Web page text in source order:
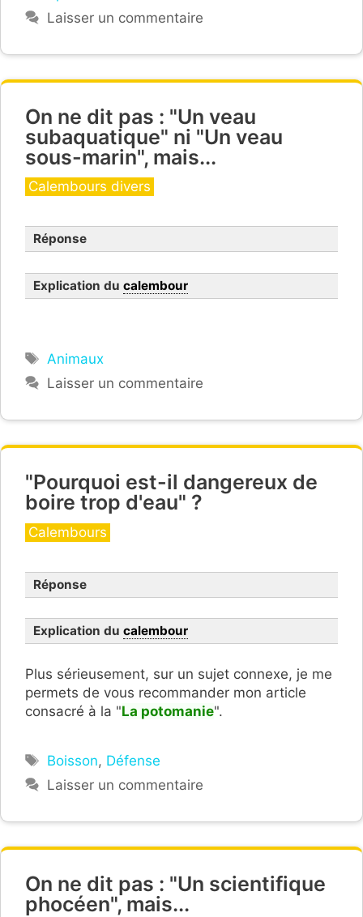
Laisser un commentaire
On ne dit pas : "Un veau
subaquatique" ni "Un veau
sous-marin", mais...
Catégories
Calembours divers
Réponse
Explication du calembour
Étiquettes
Animaux
Laisser un commentaire
"Pourquoi est-il dangereux de
boire trop d'eau" ?
Catégories
Calembours
Réponse
Explication du calembour
Plus sérieusement, sur un sujet connexe, je me
permets de vous recommander mon article
consacré à la "La potomanie".
Étiquettes
Boisson, Défense
Laisser un commentaire
On ne dit pas : "Un scientifique
phocéen", mais...